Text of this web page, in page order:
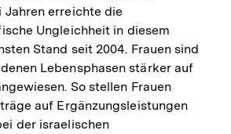
Jahren erreichte die
Ungleichheit in diesem
Stand seit 2004. Frauen sind
Lebensphasen stärker auf
So stellen Frauen
auf Ergänzungsleistungen
der israelischen